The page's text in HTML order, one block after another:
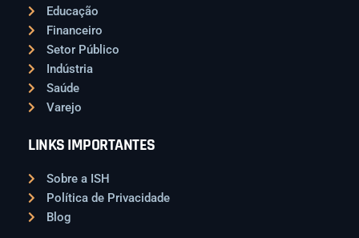
Educação
Financeiro
Setor Público
Indústria
Saúde
Varejo
LINKS IMPORTANTES
Sobre a ISH
Política de Privacidade
Blog